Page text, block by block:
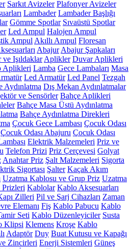
Sarkıt Avizeler Plafonyer Avizeler
Lambader Lambader Başlığı
Gömme Spotlar Sıvaüstü Spotlar
Led Ampul Halojen Ampul
Ampul Akıllı Ampul Floresan
Abajur Abajur Şapkaları
ve Işıldaklar Aplikler Duvar Aplikleri
Aplikleri Lamba Gece Lambaları Masa
Led Armatür Led Panel Tezgah
Aydınlatma Dış Mekan Aydınlatmalar
ve Sensörler Bahçe Aplikleri
Bahçe Masa Üstü Aydınlatma
Bahçe Aydınlatma Direkleri
Çocuk Gece Lambası Çocuk Odası
Çocuk Odası Abajuru Çocuk Odası
Elektrik Malzemeleri Priz ve
Telefon Prizi Priz Çerçevesi Golyat
Anahtar Priz Şalt Malzemeleri Sigorta
Sigortası Şalter Kaçak Akım
Uzatma Kablosu ve Grup Priz Uzatma
Kablolar Kablo Aksesuarları
Zilleri Pil ve Şarj Cihazları Zaman
Elemanı Fiş Kablo Pabucu Kablo
Seti Kablo Düzenleyiciler Susta
Klipsi Klemens Kroşe Kablo
Adaptör Duy Buat Kutusu ve Kapağı
Zincirleri Enerji Sistemleri Güneş